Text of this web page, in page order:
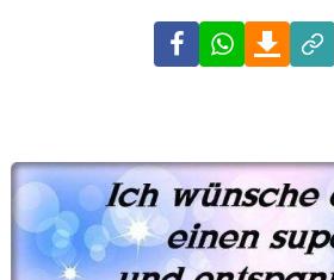
FacebookWhatsApp